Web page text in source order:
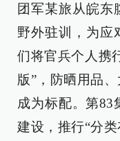
团军某旅从皖东
野外驻训，为应
们将官兵个人携
版”，防晒用品
成为标配。第83
建设，推行“分